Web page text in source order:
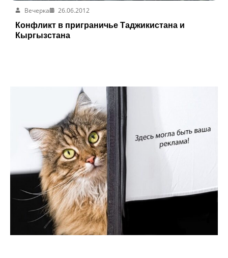
Вечерка
26.06.2012
Конфликт в приграничье Таджикистана и
Кыргызстана